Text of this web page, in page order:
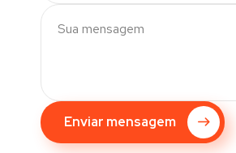
Enviar mensagem